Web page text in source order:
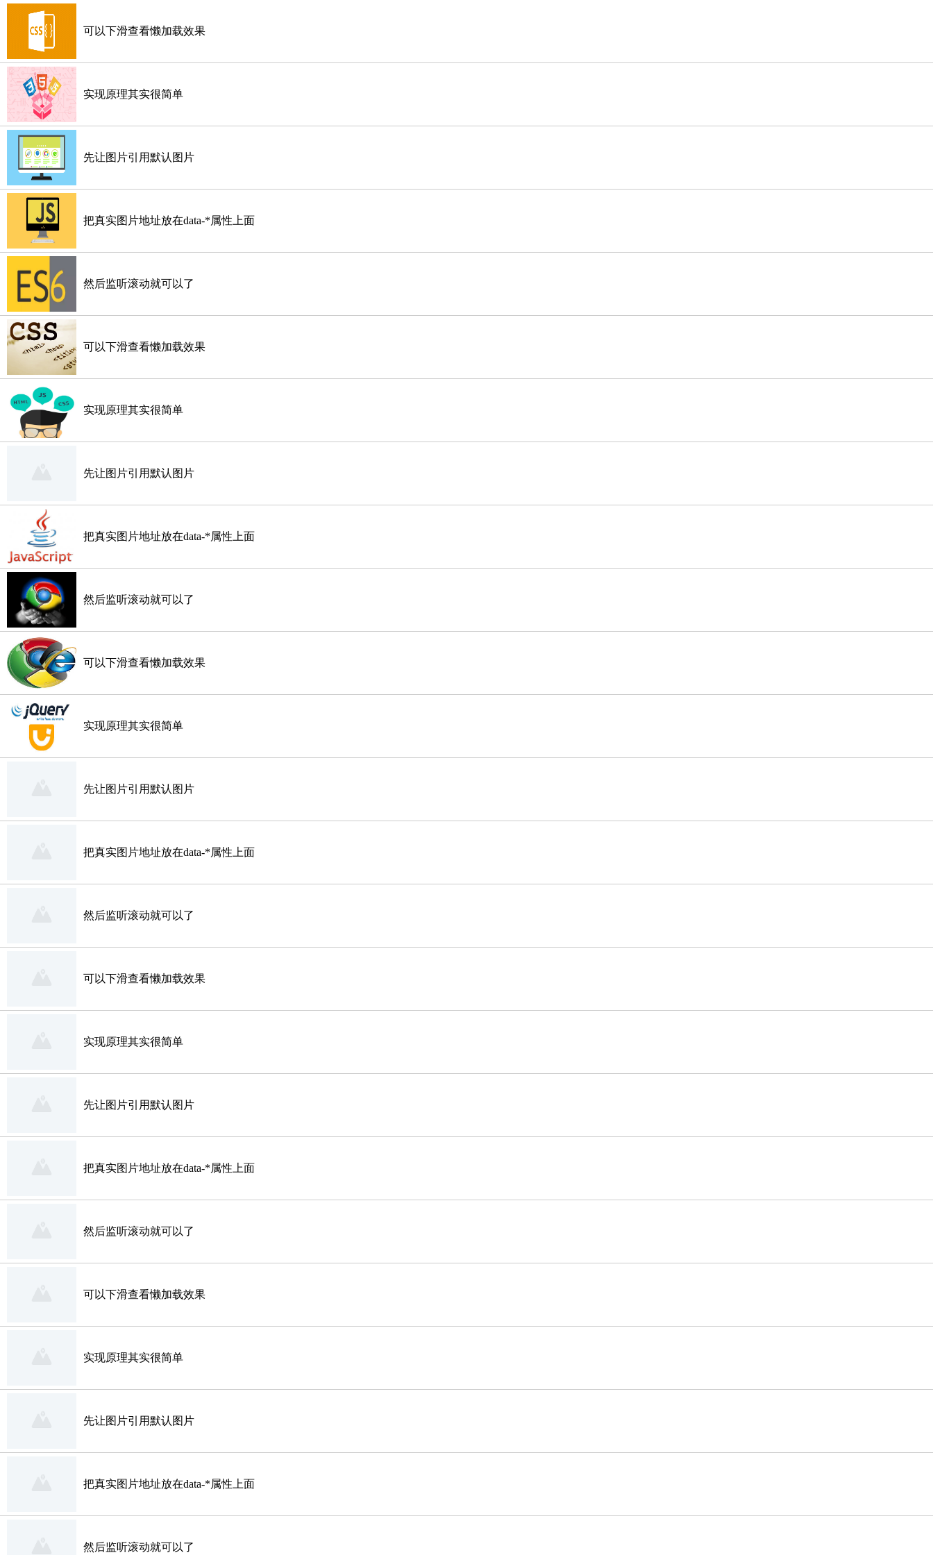
可以下滑查看懒加载效果
实现原理其实很简单
先让图片引用默认图片
把真实图片地址放在data-*属性上面
然后监听滚动就可以了
可以下滑查看懒加载效果
实现原理其实很简单
先让图片引用默认图片
把真实图片地址放在data-*属性上面
然后监听滚动就可以了
可以下滑查看懒加载效果
实现原理其实很简单
先让图片引用默认图片
把真实图片地址放在data-*属性上面
然后监听滚动就可以了
可以下滑查看懒加载效果
实现原理其实很简单
先让图片引用默认图片
把真实图片地址放在data-*属性上面
然后监听滚动就可以了
可以下滑查看懒加载效果
实现原理其实很简单
先让图片引用默认图片
把真实图片地址放在data-*属性上面
然后监听滚动就可以了